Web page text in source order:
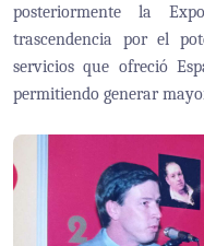
posteriormente la
trascendencia por el
servicios que ofreció
permitiendo generar